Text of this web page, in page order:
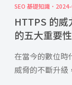
SEO 基礎知識
HTTPS 的威
的五大重要性
在當今的數位時
威脅的不斷升級